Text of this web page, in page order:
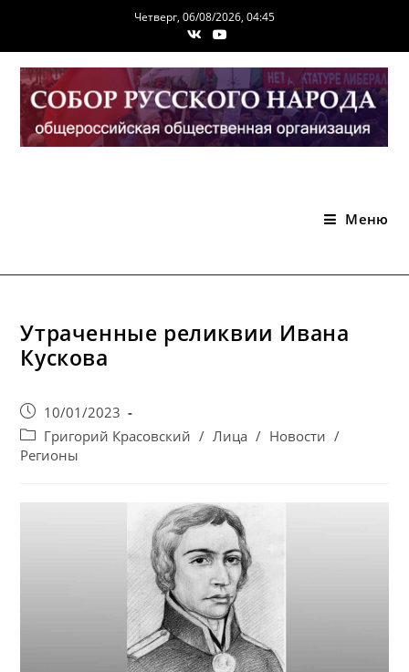
содержимому
Четверг, 06/08/2026, 04:45
Меню
Утраченные реликвии Ивана
Кускова
Запись
опубликована:
10/01/2023
Post
category:
Григорий Красовский / Лица / Новости /
Регионы